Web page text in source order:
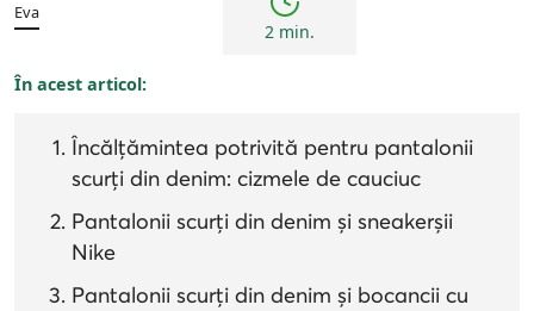
Eva
2 min.
În acest articol:
Încălțămintea potrivită pentru pantalonii
scurți din denim: cizmele de cauciuc
Pantalonii scurți din denim și sneakerșii
Nike
Pantalonii scurți din denim și bocancii cu